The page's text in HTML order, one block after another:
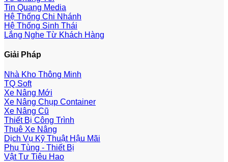
Tin Quang Media
Hệ Thống Chi Nhánh
Hệ Thống Sinh Thái
Lắng Nghe Từ Khách Hàng
Giải Pháp
Nhà Kho Thông Minh
TQ Soft
Xe Nâng Mới
Xe Nâng Chụp Container
Xe Nâng Cũ
Thiết Bị Công Trình
Thuê Xe Nâng
Dịch Vụ Kỹ Thuật Hậu Mãi
Phụ Tùng - Thiết Bị
Vật Tư Tiêu Hao